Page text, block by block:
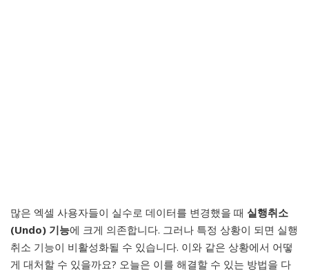
많은 엑셀 사용자들이 실수로 데이터를 변경했을 때 실행취소
(Undo) 기능에 크게 의존합니다. 그러나 특정 상황이 되면 실행
취소 기능이 비활성화될 수 있습니다. 이와 같은 상황에서 어떻
게 대처할 수 있을까요? 오늘은 이를 해결할 수 있는 방법을 다